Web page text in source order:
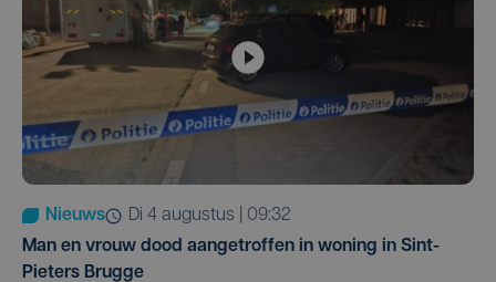
Nieuws
di 4 augustus | 09:32
Man en vrouw dood aangetroffen in woning in Sint-
Pieters Brugge